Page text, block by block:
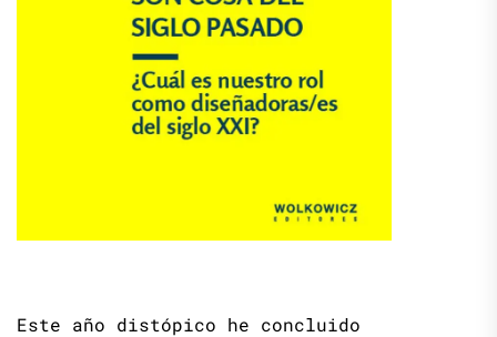
Este año distópico he concluido